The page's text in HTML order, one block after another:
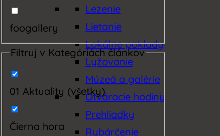
foogallery
Filtruj v Kategóriách článkov
01 Aktuality (všetky)
Čierna hora
Lezenie
Lietanie
Lokálne poklady
Lyžovanie
Múzeá a galérie
Otváracie hodiny
Prehliadky
Rybárčenie